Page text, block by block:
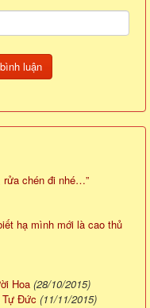
rửa chén đi nhé…”
hạ mình mới là cao thủ
Hoa (28/10/2015)
Tự Đức (11/11/2015)